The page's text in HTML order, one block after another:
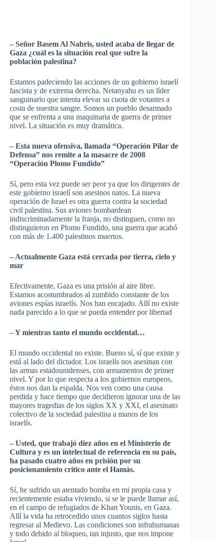
– Señor Basem Al Nabris, usted acaba de llegar de
Gaza ¿cuál es la situación real que sufre la
población palestina?
Estamos padeciendo las acciones de un gobierno israelí
fascista y de extrema derecha. Netanyahu es un líder
sanguinario que intenta elevar su cuota de votantes a
costa de nuestra sangre. Somos un pueblo desarmado
que se enfrenta a una maquinaria de guerra de primer
nivel. La situación es muy dramática.
– Esta nueva ofensiva, llamada “Operación Pilar de
Defensa” nos remite a la masacre de 2008
“Operación Plomo Fundido”
Sí, pero esta vez puede ser peor ya que los dirigentes de
este gobierno israelí son asesinos natos. La nueva
operación de Israel es otra guerra contra la sociedad
civil palestina. Sus aviones bombardean
indiscriminadamente la franja, no distinguen, como no
distinguieron en Plomo Fundido, una guerra que acabó
con más de 1.400 palestinos muertos.
– Actualmente Gaza está cercada por tierra, cielo y
mar
Efectivamente, Gaza es una prisión al aire libre.
Estamos acostumbrados al zumbido constante de los
aviones espías israelís. Nos han encajado. Allí no existe
nada parecido a lo que se pueda entender por libertad
– Y mientras tanto el mundo occidental…
El mundo occidental no existe. Bueno sí, sí que existe y
está al lado del dictador. Los israelís nos asesinan con
las armas estadounidenses, con armamentos de primer
nivel. Y por lo que respecta a los gobiernos europeos,
éstos nos dan la espalda. Nos ven como una causa
perdida y hace tiempo que decidieron ignorar una de las
mayores tragedias de los siglos XX y XXI, el asesinato
colectivo de la sociedad palestina a manos de los
israelís.
– Usted, que trabajó diez años en el Ministerio de
Cultura y es un intelectual de referencia en su país,
ha pasado cuatro años en prisión por su
posicionamiento crítico ante el Hamás.
Sí, he sufrido un atentado bomba en mi propia casa y
recientemente estaba viviendo, si se le puede llamar así,
en el campo de refugiados de Khan Younis, en Gaza.
Allí la vida ha retrocedido unos cuantos siglos hasta
regresar al Medievo. Las condiciones son infrahumanas
y todo debido al bloqueo, tan injusto, que nos impone